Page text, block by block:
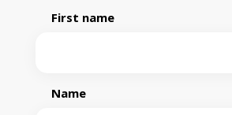
First name
Name